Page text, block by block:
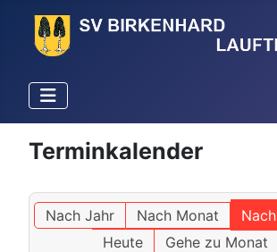
Terminkalender
Nach Jahr Nach Monat
Heute
Gehe zu Monat